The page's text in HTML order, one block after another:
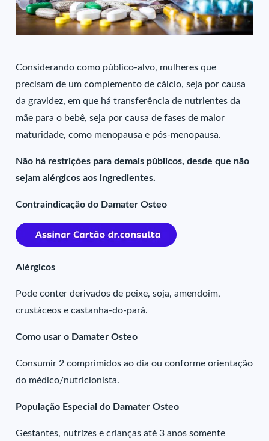
Considerando como público-alvo, mulheres que
precisam de um complemento de cálcio, seja por causa
da gravidez, em que há transferência de nutrientes da
mãe para o bebê, seja por causa de fases de maior
maturidade, como menopausa e pós-menopausa.
Não há restrições para demais públicos, desde que não
sejam alérgicos aos ingredientes.
Contraindicação do Damater Osteo
Alérgicos
Pode conter derivados de peixe, soja, amendoim,
crustáceos e castanha-do-pará.
Como usar o Damater Osteo
Consumir 2 comprimidos ao dia ou conforme orientação
do médico/nutricionista.
População Especial do Damater Osteo
Gestantes, nutrizes e crianças até 3 anos somente